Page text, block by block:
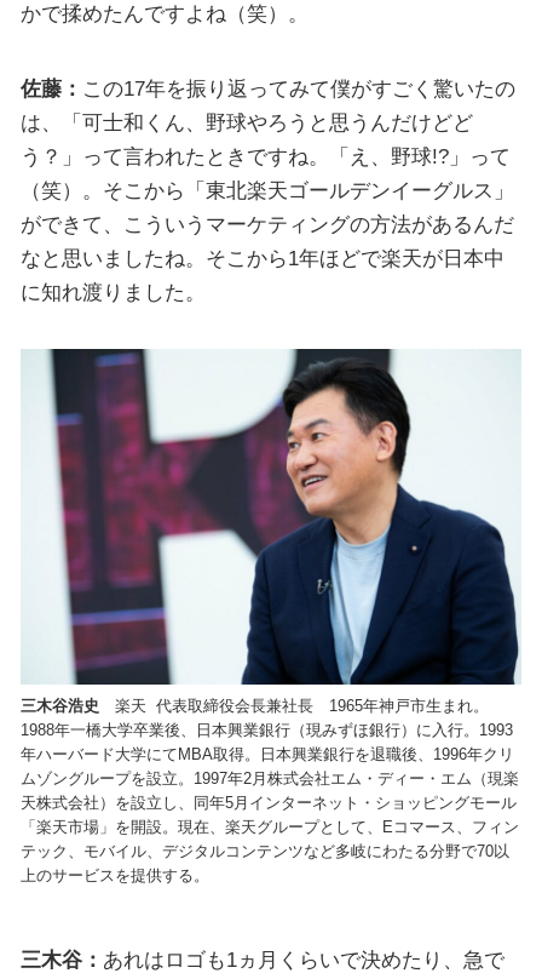
かで揉めたんですよね（笑）。
佐藤： この17年を振り返ってみて僕がすごく驚いたの
は、「可士和くん、野球やろうと思うんだけどど
う？」って言われたときですね。「え、野球!?」って
（笑）。そこから「東北楽天ゴールデンイーグルス」
ができて、こういうマーケティングの方法があるんだ
なと思いましたね。そこから1年ほどで楽天が日本中
に知れ渡りました。
三木谷浩史 楽天 代表取締役会長兼社長 1965年神戸市生まれ。
1988年一橋大学卒業後、日本興業銀行（現みずほ銀行）に入行。1993
年ハーバード大学にてMBA取得。日本興業銀行を退職後、1996年クリ
ムゾングループを設立。1997年2月株式会社エム・ディー・エム（現楽
天株式会社）を設立し、同年5月インターネット・ショッピングモール
「楽天市場」を開設。現在、楽天グループとして、Eコマース、フィン
テック、モバイル、デジタルコンテンツなど多岐にわたる分野で70以
上のサービスを提供する。
三木谷： あれはロゴも1ヵ月くらいで決めたり、急で